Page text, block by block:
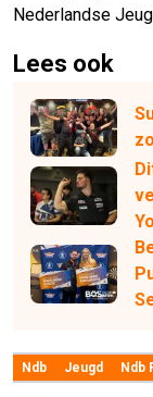
Nederlandse
Lees ook
Ndb Jeugd Ndb